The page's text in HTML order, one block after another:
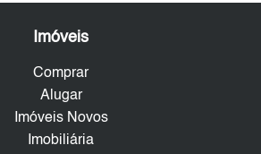
Imóveis
Comprar
Alugar
Imóveis Novos
Imobiliária